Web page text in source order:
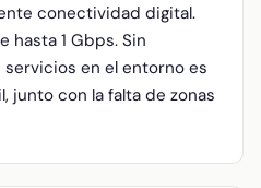
conectividad digital.
hasta 1 Gbps. Sin
servicios en el entorno es
junto con la falta de zonas